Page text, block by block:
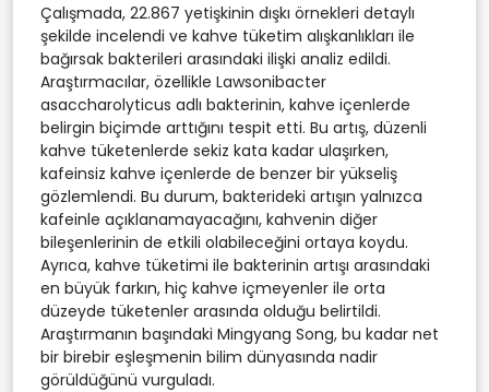
Çalışmada, 22.867 yetişkinin dışkı örnekleri detaylı
şekilde incelendi ve kahve tüketim alışkanlıkları ile
bağırsak bakterileri arasındaki ilişki analiz edildi.
Araştırmacılar, özellikle Lawsonibacter
asaccharolyticus adlı bakterinin, kahve içenlerde
belirgin biçimde arttığını tespit etti. Bu artış, düzenli
kahve tüketenlerde sekiz kata kadar ulaşırken,
kafeinsiz kahve içenlerde de benzer bir yükseliş
gözlemlendi. Bu durum, bakterideki artışın yalnızca
kafeinle açıklanamayacağını, kahvenin diğer
bileşenlerinin de etkili olabileceğini ortaya koydu.
Ayrıca, kahve tüketimi ile bakterinin artışı arasındaki
en büyük farkın, hiç kahve içmeyenler ile orta
düzeyde tüketenler arasında olduğu belirtildi.
Araştırmanın başındaki Mingyang Song, bu kadar net
bir birebir eşleşmenin bilim dünyasında nadir
görüldüğünü vurguladı.